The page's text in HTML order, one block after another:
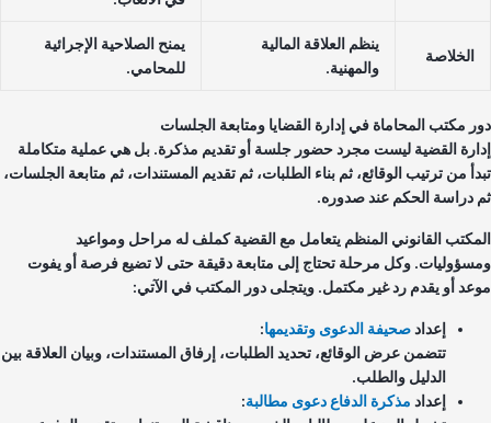
الخلاصة
ينظم العلاقة المالية
والمهنية.
يمنح الصلاحية الإجرائية
للمحامي.
مكتب المحاماة في إدارة القضايا ومتابعة الجلسات
القضية ليست مجرد حضور جلسة أو تقديم مذكرة. بل هي عملية متكاملة
من ترتيب الوقائع، ثم بناء الطلبات، ثم تقديم المستندات، ثم متابعة الجلسات،
دراسة الحكم عند صدوره.
القانوني المنظم يتعامل مع القضية كملف له مراحل ومواعيد
وكل مرحلة تحتاج إلى متابعة دقيقة حتى لا تضيع فرصة أو يفوت
أو يقدم رد غير مكتمل. ويتجلى دور المكتب في الآتي:
إعداد صحيفة الدعوى وتقديمها:
تتضمن عرض الوقائع، تحديد الطلبات، إرفاق المستندات، وبيان العلاقة بين
الدليل والطلب.
إعداد مذكرة الدفاع دعوى مطالبة: